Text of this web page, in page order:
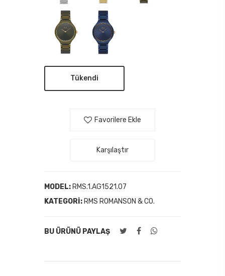
Tükendi
Favorilere Ekle
Karşılaştır
MODEL: RMS.1.AG1521.07
KATEGORI: RMS ROMANSON & CO.
BU ÜRÜNÜ PAYLAŞ